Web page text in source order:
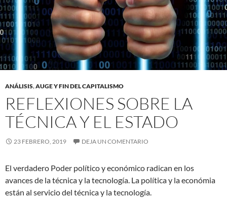
ANÁLISIS,AUGE Y FIN DEL CAPITALISMO
REFLEXIONES SOBRE LA
TÉCNICA Y EL ESTADO
23 FEBRERO, 2019 DEJA UN COMENTARIO
El verdadero Poder político y económico radican en los
avances de la técnica y la tecnología. La política y la económia
están al servicio del técnica y la tecnología.